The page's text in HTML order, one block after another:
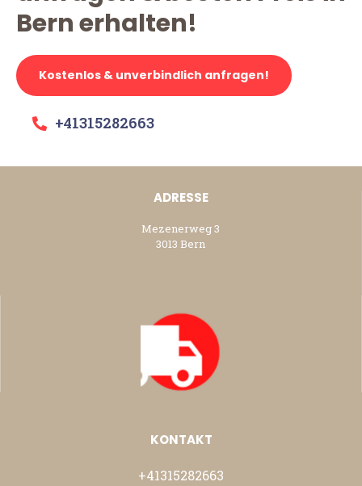
Bern erhalten!
Kostenlos & unverbindlich anfragen!
+41315282663
ADRESSE
Mezenerweg 3
3013 Bern
KONTAKT
+41315282663